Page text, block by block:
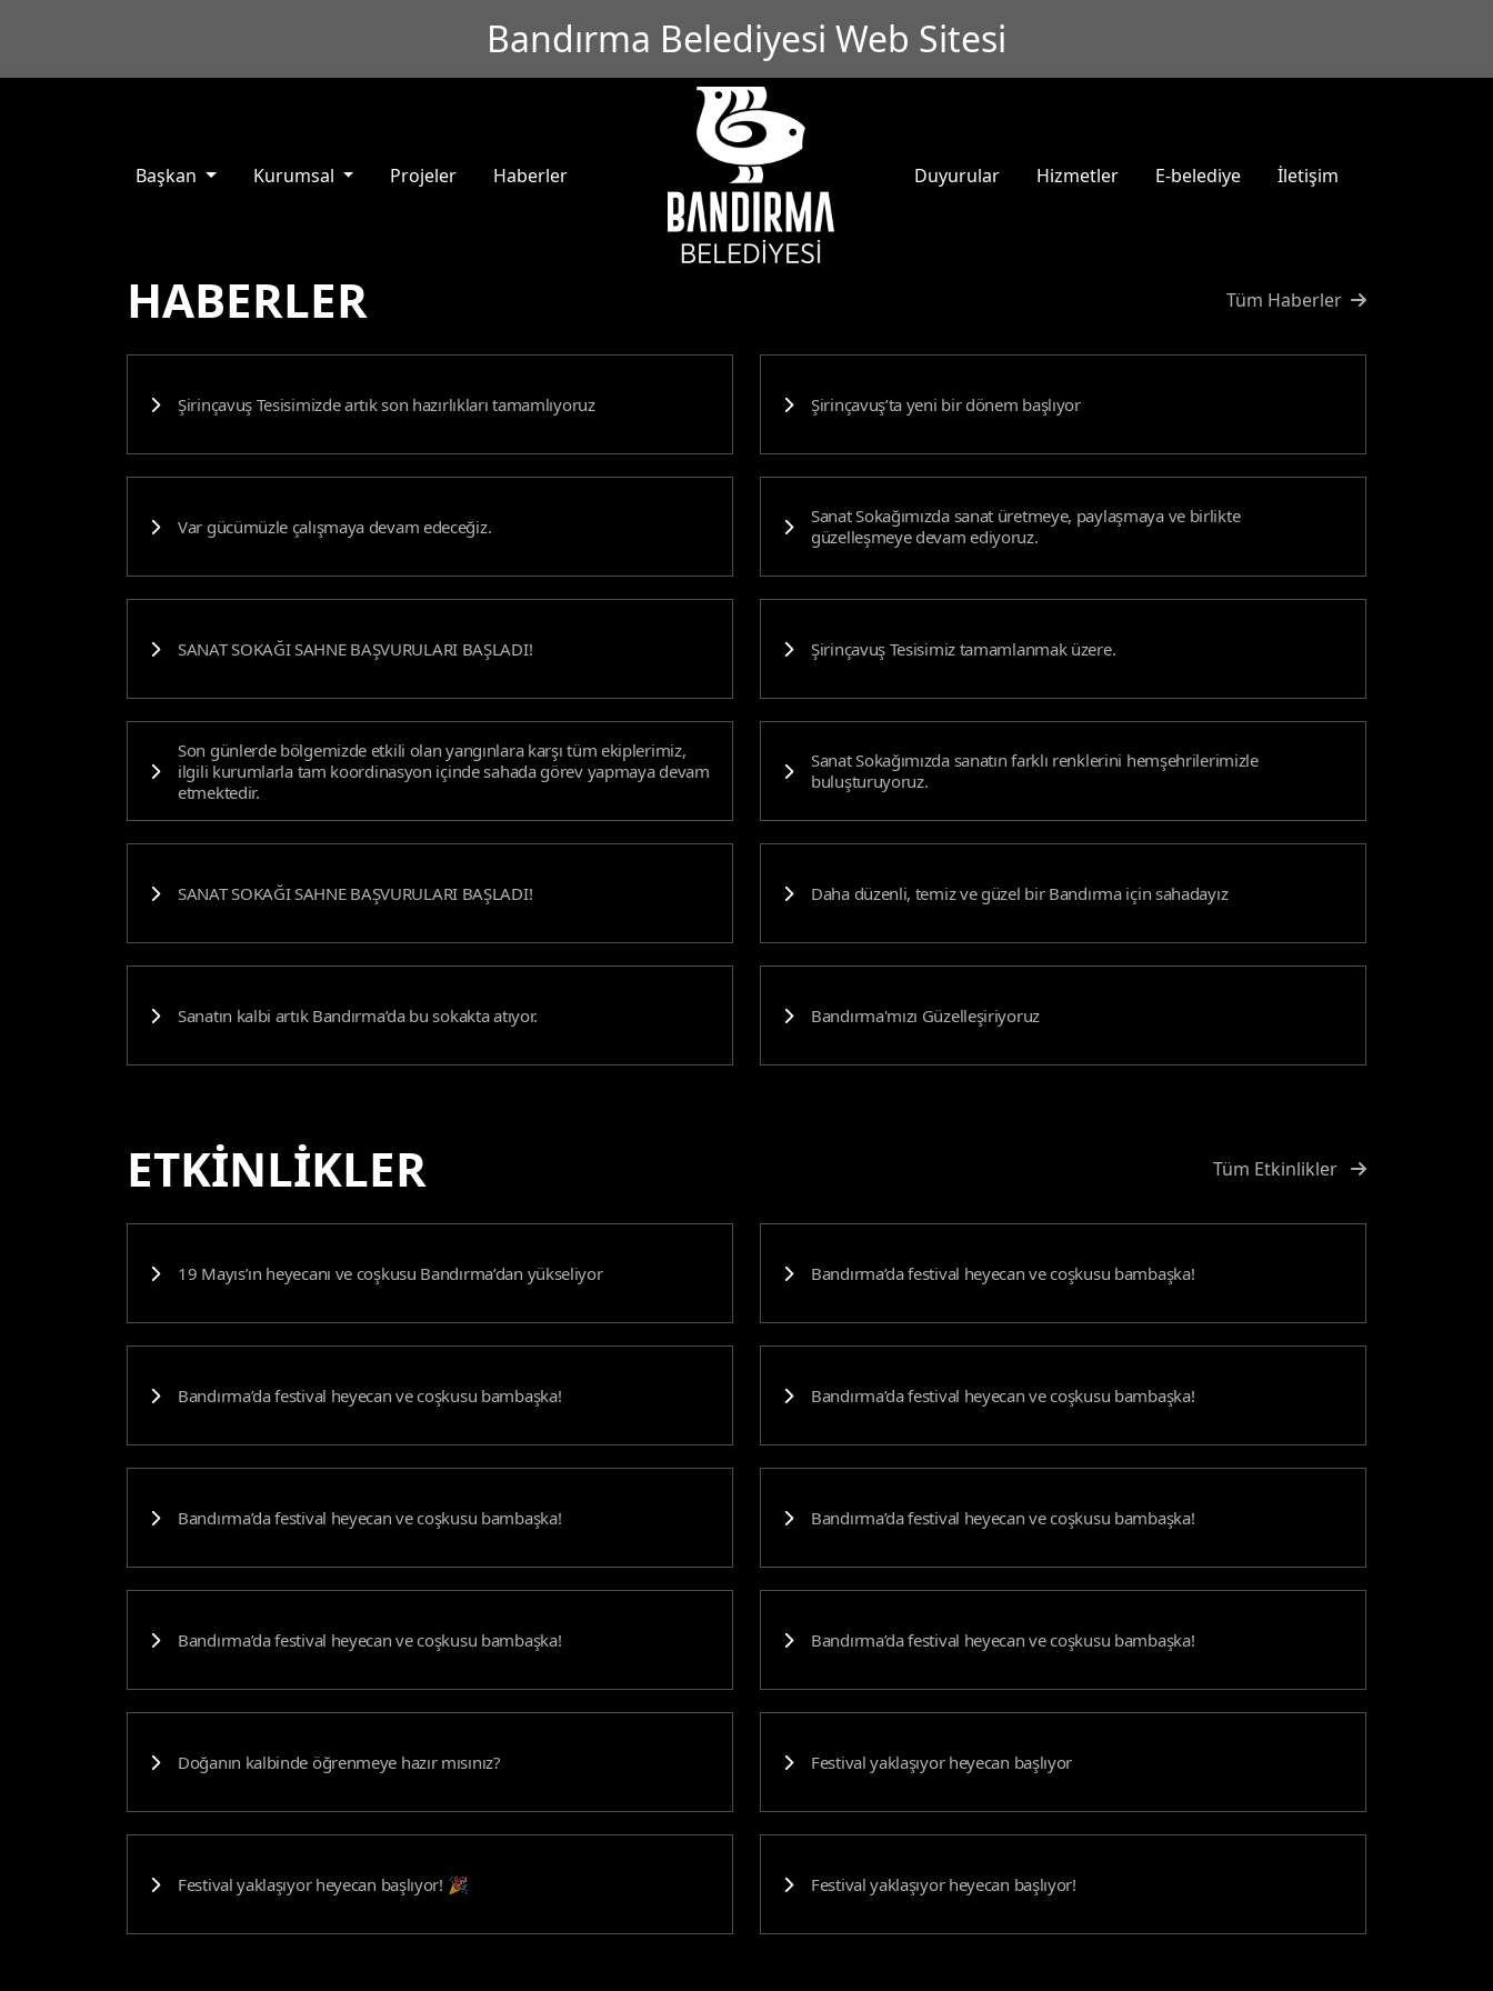
Bandırma Belediyesi Web Sitesi
Başkan Kurumsal Projeler Haberler Duyurular Hizmetler E-belediye İletişim
HABERLER Tüm Haberler
Şirinçavuş Tesisimizde artık son hazırlıkları tamamlıyoruz Şirinçavuş’ta yeni bir dönem başlıyor
Var gücümüzle çalışmaya devam edeceğiz.
Sanat Sokağımızda sanat üretmeye, paylaşmaya ve birlikte
güzelleşmeye devam ediyoruz.
SANAT SOKAĞI SAHNE BAŞVURULARI BAŞLADI! Şirinçavuş Tesisimiz tamamlanmak üzere.
Son günlerde bölgemizde etkili olan yangınlara karşı tüm ekiplerimiz,
ilgili kurumlarla tam koordinasyon içinde sahada görev yapmaya devam
etmektedir.
Sanat Sokağımızda sanatın farklı renklerini hemşehrilerimizle
buluşturuyoruz.
SANAT SOKAĞI SAHNE BAŞVURULARI BAŞLADI! Daha düzenli, temiz ve güzel bir Bandırma için sahadayız
Sanatın kalbi artık Bandırma’da bu sokakta atıyor. Bandırma'mızı Güzelleşiriyoruz
ETKİNLİKLER Tüm Etkinlikler
19 Mayıs’ın heyecanı ve coşkusu Bandırma’dan yükseliyor Bandırma’da festival heyecan ve coşkusu bambaşka!
Bandırma’da festival heyecan ve coşkusu bambaşka! Bandırma’da festival heyecan ve coşkusu bambaşka!
Bandırma’da festival heyecan ve coşkusu bambaşka! Bandırma’da festival heyecan ve coşkusu bambaşka!
Bandırma’da festival heyecan ve coşkusu bambaşka! Bandırma’da festival heyecan ve coşkusu bambaşka!
Doğanın kalbinde öğrenmeye hazır mısınız? Festival yaklaşıyor heyecan başlıyor
Festival yaklaşıyor heyecan başlıyor! 🎉 Festival yaklaşıyor heyecan başlıyor!